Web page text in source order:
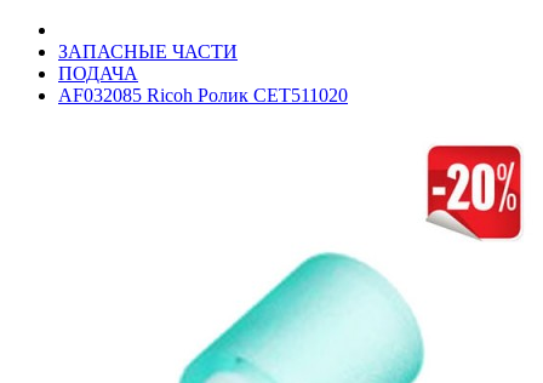
ЗАПАСНЫЕ ЧАСТИ
ПОДАЧА
AF032085 Ricoh Ролик CET511020